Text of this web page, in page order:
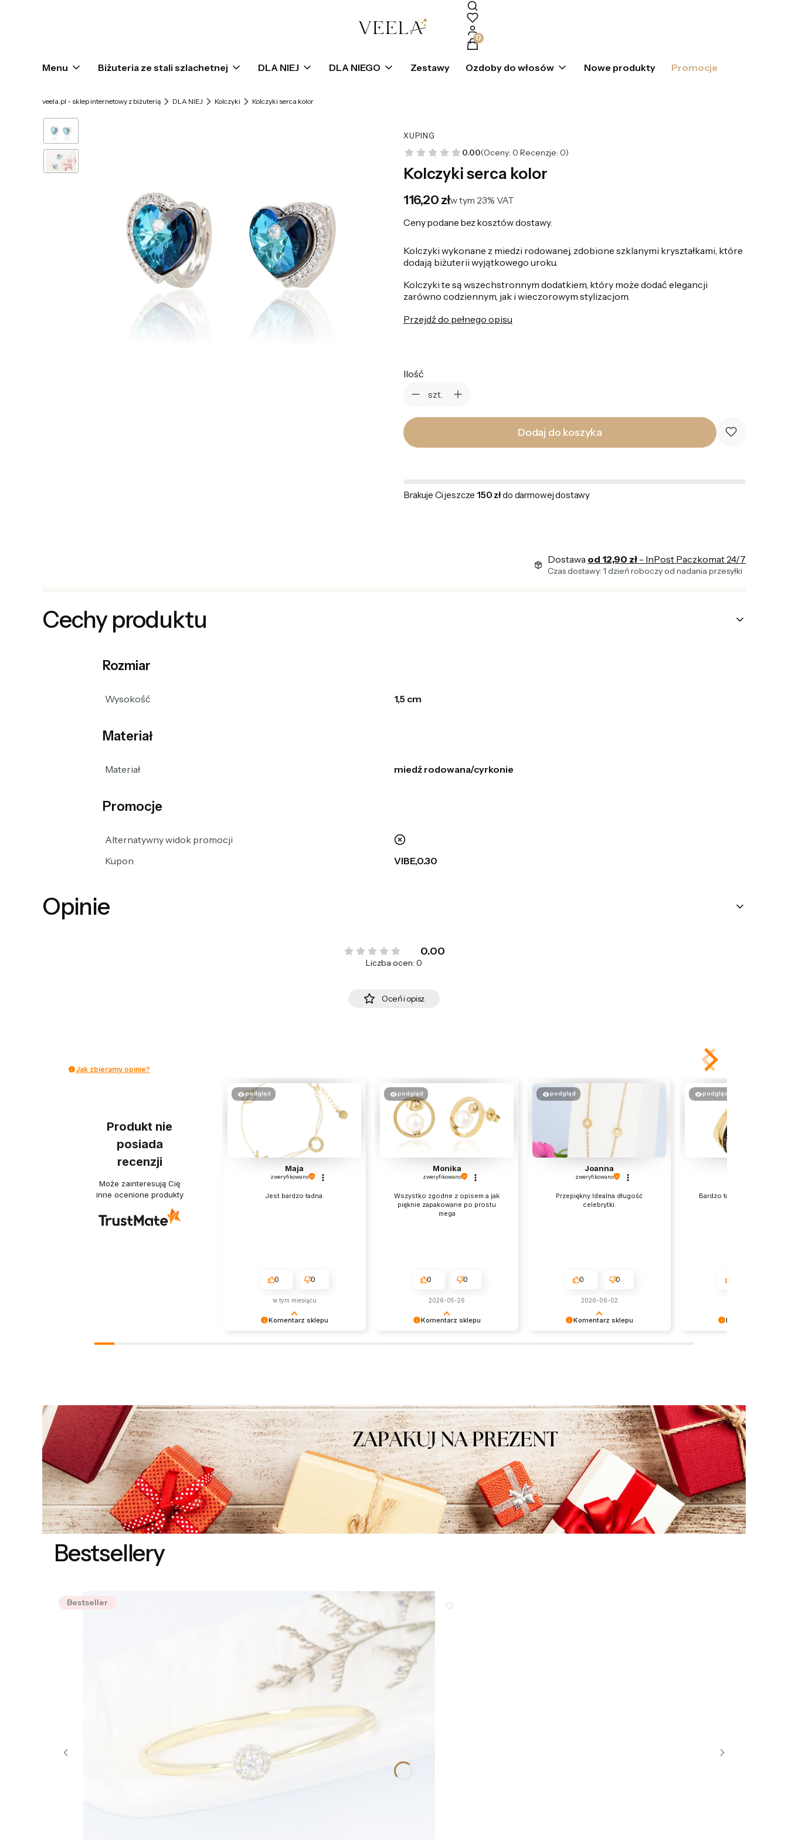
Produkty w koszyku: 0. Zobacz szczegóły
Menu Biżuteria ze stali szlachetnej DLA NIEJ DLA NIEGO Zestawy Ozdoby do włosów Nowe produkty Promocje
veela.pl - sklep internetowy z biżuterią DLA NIEJ Kolczyki Kolczyki serca kolor
XUPING
0.00(Oceny: 0 Recenzje: 0)
Kolczyki serca kolor
Cena
116,20 złw tym 23% VAT
w tym 23% VAT
Ceny podane bez kosztów dostawy.
Kolczyki wykonane z miedzi rodowanej, zdobione szklanymi kryształkami, które
dodają biżuterii wyjątkowego uroku.
Kolczyki te są wszechstronnym dodatkiem, który może dodać elegancji
zarówno codziennym, jak i wieczorowym stylizacjom.
Przejdź do pełnego opisu
Ilość
szt.
Dodaj do koszyka
Brakuje Ci jeszcze 150 złdo darmowej dostawy
Dostawa od 12,90 zł - InPost Paczkomat 24/7
Czas dostawy: 1 dzień roboczy od nadania przesyłki
Cechy produktu
Rozmiar
Wysokość 1,5 cm
Materiał
Materiał miedź rodowana/cyrkonie
Promocje
Alternatywny widok promocji
nie
Kupon
VIBE,0.30
Opinie
0.00
Liczba ocen: 0
Oceń i opisz
Jak zbieramy opinie?
Produkt nie
posiada
recenzji
Może zainteresują Cię
inne ocenione produkty
Komentarz sklepu
podgląd
Maja
zweryfikowano
Jest bardzo ładna.
0 0
w tym miesiącu
Komentarz sklepu
podgląd
Monika
zweryfikowano
Wszystko zgodne z opisem a jak
pięknie zapakowane po prostu
mega
0 0
2026-05-26
Komentarz sklepu
podgląd
Joanna
zweryfikowano
Przepiękny.Idealna długość
celebrytki.
0 0
2026-06-02
Komentarz sklepu
podgląd
Bardzo ładnie wyglądają na
Bestsellery
Bestseller